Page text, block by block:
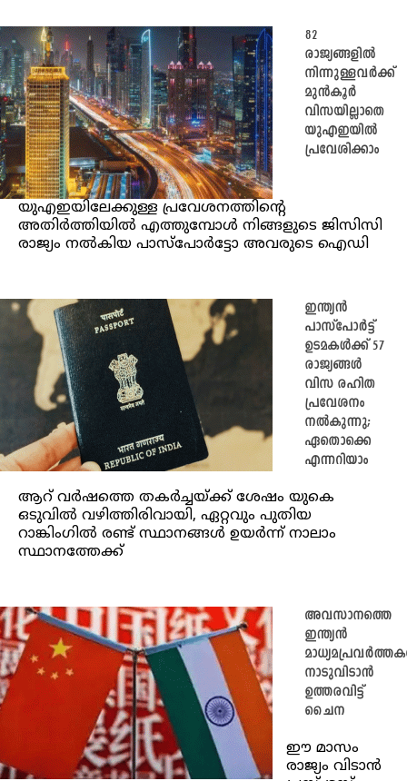
82
രാജ്യങ്ങളിൽ
നിന്നുള്ളവർക്ക്
മുൻകൂർ
വിസയില്ലാതെ
യുഎഇയിൽ
പ്രവേശിക്കാം
യുഎഇയിലേക്കുള്ള പ്രവേശനത്തിന്റെ
അതിർത്തിയിൽ എത്തുമ്പോൾ നിങ്ങളുടെ ജിസിസി
രാജ്യം നൽകിയ പാസ്‌പോർട്ടോ അവരുടെ ഐഡി
ഇന്ത്യൻ
പാസ്‌പോർട്ട്
ഉടമകൾക്ക് 57
രാജ്യങ്ങൾ
വിസ രഹിത
പ്രവേശനം
നൽകുന്നു;
ഏതൊക്കെ
എന്നറിയാം
ആറ് വർഷത്തെ തകർച്ചയ്ക്ക് ശേഷം യുകെ
ഒടുവിൽ വഴിത്തിരിവായി, ഏറ്റവും പുതിയ
റാങ്കിംഗിൽ രണ്ട് സ്ഥാനങ്ങൾ ഉയർന്ന് നാലാം
സ്ഥാനത്തേക്ക്
അവസാനത്തെ
ഇന്ത്യൻ
നാടുവിടാൻ
ഉത്തരവിട്ട്
ചൈന
ഈ മാസം
രാജ്യം വിടാൻ